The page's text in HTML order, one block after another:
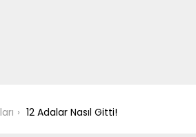
12 Adalar Nasıl Gitti!